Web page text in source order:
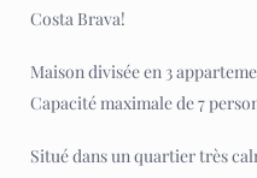
Costa Brava!
Maison divisée en 3
Capacité maximale de 7
Situé dans un quartier très